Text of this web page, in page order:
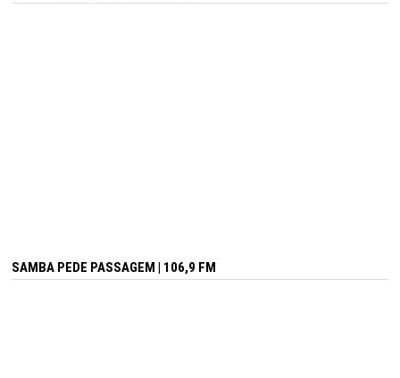
SAMBA PEDE PASSAGEM | 106,9 FM